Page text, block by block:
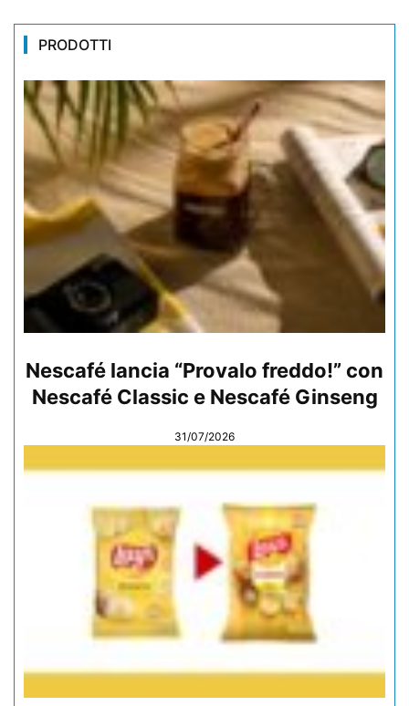
PRODOTTI
Nescafé lancia “Provalo freddo!” con
Nescafé Classic e Nescafé Ginseng
31/07/2026